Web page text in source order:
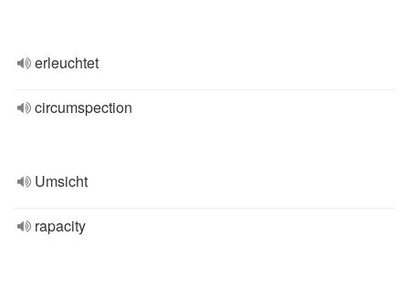
erleuchtet
circumspection
Umsicht
rapacity